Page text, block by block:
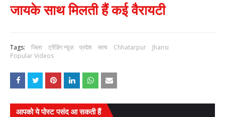
जायके साथ मिलती हैं कई वैरायटी
Tags: जिला ट्रेंडिंग न्यूज़ प्रदेश सत्य Chhatarpur
Jhansi
Popular Videos
आपको ये पोस्ट पसंद आ सकती हैं